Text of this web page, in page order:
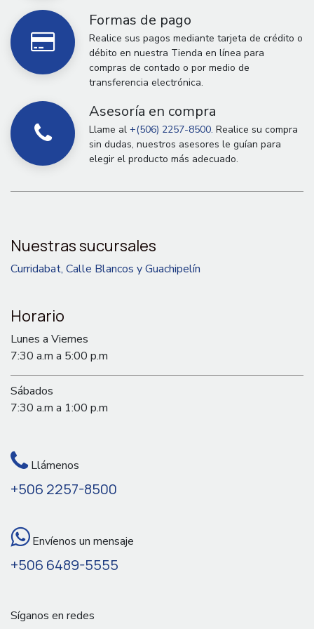
Formas de pago
Realice sus pagos mediante tarjeta de crédito o
débito en nuestra Tienda en línea para
compras de contado o por medio de
transferencia electrónica.
Asesoría en compra
Llame al +(506) 2257-8500. Realice su compra
sin dudas, nuestros asesores le guían para
elegir el producto más adecuado.
Nuestras sucursales
Curridabat, Calle Blancos y Guachipelín
Horario
Lunes a Viernes
7:30 a.m a 5:00 p.m
Sábados
7:30 a.m a 1:00 p.m
Llámenos
+506 2257-8500
Envíenos un mensaje
+506 6489-5555
Síganos en redes